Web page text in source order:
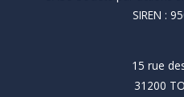
SIREN :
15 rue
31200